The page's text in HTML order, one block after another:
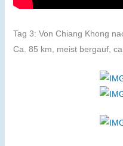
Tag 3: Von Chiang Khong
Ca. 85 km, meist bergauf,